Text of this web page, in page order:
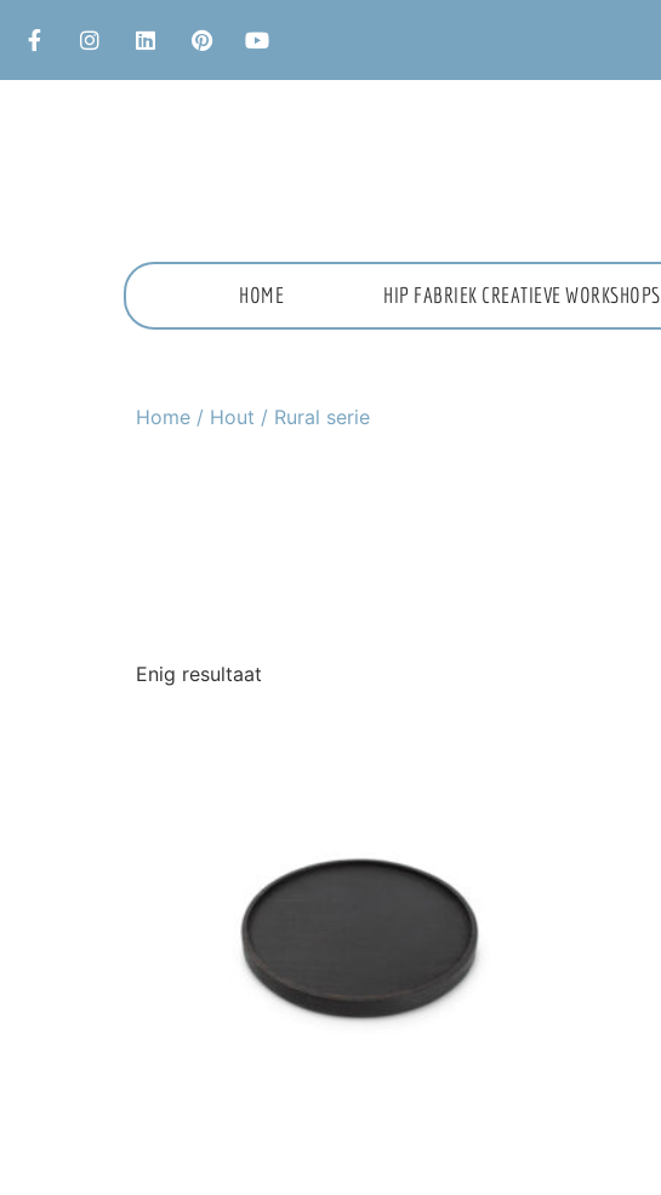
HOME HIP FABRIEK CREATIEVE WORKSHOPS
Home / Hout / Rural serie
Enig resultaat